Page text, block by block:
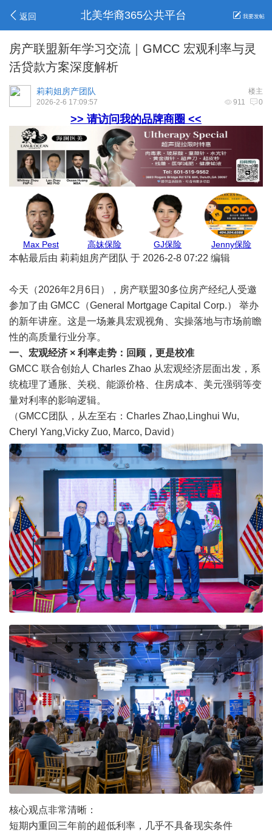
返回 北美华裔365公共平台 我要发帖
房产联盟新年学习交流｜GMCC 宏观利率与灵
活贷款方案深度解析
楼主
莉莉姐房产团队
911 0
2026-2-6 17:09:57
>> 请访问我的品牌商圈 <<
Allen报关 地毯王 Belinda保险 安心家地产
本帖最后由 莉莉姐房产团队 于 2026-2-8 07:22 编辑
今天（2026年2月6日），房产联盟30多位房产经纪人受邀
参加了由 GMCC（General Mortgage Capital Corp.） 举办
的新年讲座。这是一场兼具宏观视角、实操落地与市场前瞻
性的高质量行业分享。
一、宏观经济 × 利率走势：回顾，更是校准
GMCC 联合创始人 Charles Zhao 从宏观经济层面出发，系
统梳理了通胀、关税、能源价格、住房成本、美元强弱等变
量对利率的影响逻辑。
（GMCC团队，从左至右：Charles Zhao,Linghui Wu,
Cheryl Yang,Vicky Zuo, Marco, David）
核心观点非常清晰：
短期内重回三年前的超低利率，几乎不具备现实条件